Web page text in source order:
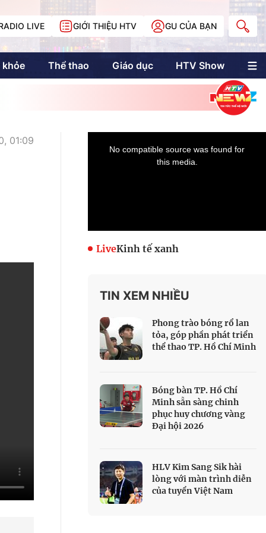
LIVE GIỚI THIỆU HTV GU CỦA BẠN
khỏe Thể thao Giáo dục HTV Show
Multimedia
Multiform
Doanh nhân Sài
Gòn
01:09
LiveKinh tế xanh
TIN XEM NHIỀU
Phong trào bóng rổ lan
tỏa, góp phần phát triển
thể thao TP. Hồ Chí Minh
Bóng bàn TP. Hồ Chí
Minh sẵn sàng chinh
phục huy chương vàng
Đại hội 2026
HLV Kim Sang Sik hài
lòng với màn trình diễn
của tuyển Việt Nam